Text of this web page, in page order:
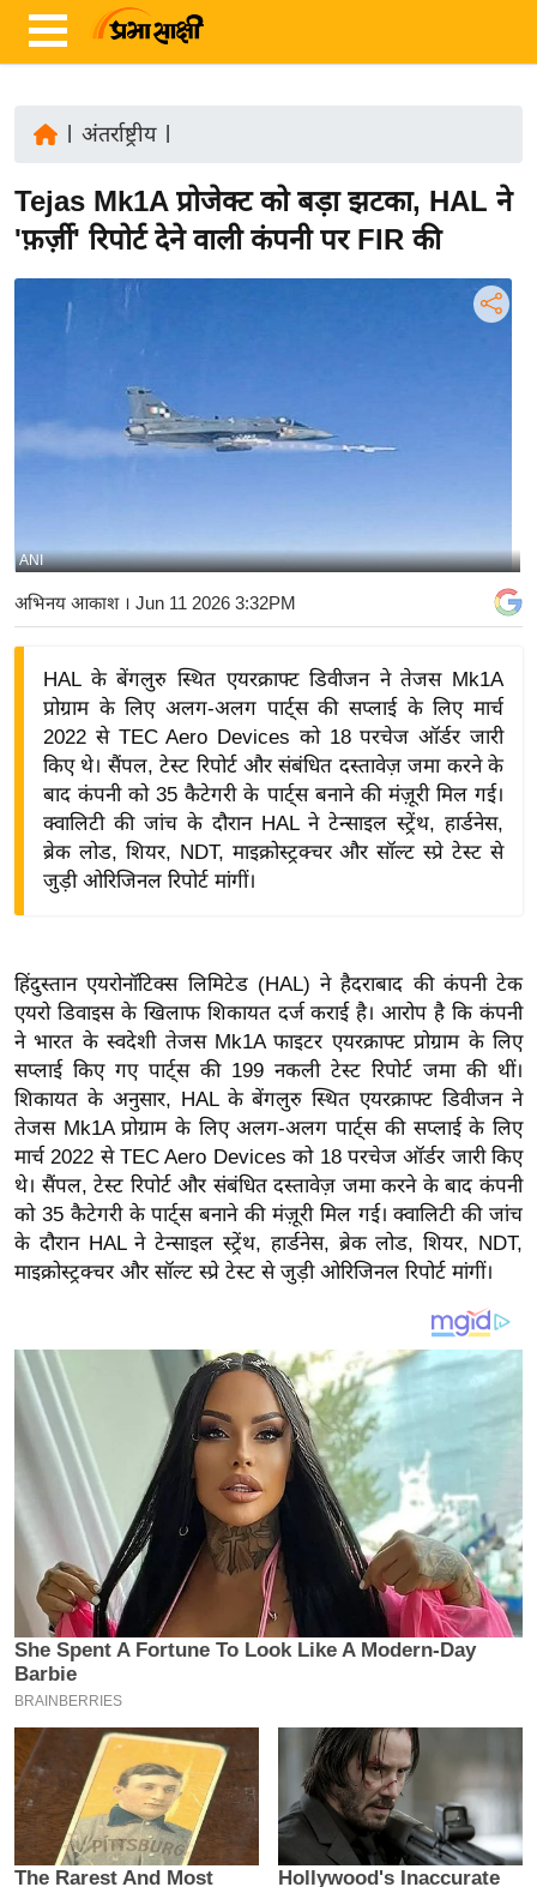
ज़ा
ख
य
बि
ज़
द्यो
ष
ज्ञ
रा
य
ब
ज
ट
खे
ल
क्रि
ट
I
P
2
2
6
क्रा
इ
म
ई
पे
प
मि
अंतर्राष्ट्रीय|
Tejas Mk1A प्रोजेक्ट को बड़ा झटका, HAL ने
'फ़र्ज़ी' रिपोर्ट देने वाली कंपनी पर FIR की
ANI
अभिनय आकाश। Jun 11 2026 3:32PM
HAL के बेंगलुरु स्थित एयरक्राफ्ट डिवीजन ने तेजस Mk1A
प्रोग्राम के लिए अलग-अलग पार्ट्स की सप्लाई के लिए मार्च
2022 से TEC Aero Devices को 18 परचेज ऑर्डर जारी
किए थे। सैंपल, टेस्ट रिपोर्ट और संबंधित दस्तावेज़ जमा करने के
बाद कंपनी को 35 कैटेगरी के पार्ट्स बनाने की मंज़ूरी मिल गई।
क्वालिटी की जांच के दौरान HAL ने टेन्साइल स्ट्रेंथ, हार्डनेस,
ब्रेक लोड, शियर, NDT, माइक्रोस्ट्रक्चर और सॉल्ट स्प्रे टेस्ट से
जुड़ी ओरिजिनल रिपोर्ट मांगीं।
हिंदुस्तान एयरोनॉटिक्स लिमिटेड (HAL) ने हैदराबाद की कंपनी टेक
एयरो डिवाइस के खिलाफ शिकायत दर्ज कराई है। आरोप है कि कंपनी
ने भारत के स्वदेशी तेजस Mk1A फाइटर एयरक्राफ्ट प्रोग्राम के लिए
सप्लाई किए गए पार्ट्स की 199 नकली टेस्ट रिपोर्ट जमा की थीं।
शिकायत के अनुसार, HAL के बेंगलुरु स्थित एयरक्राफ्ट डिवीजन ने
तेजस Mk1A प्रोग्राम के लिए अलग-अलग पार्ट्स की सप्लाई के लिए
मार्च 2022 से TEC Aero Devices को 18 परचेज ऑर्डर जारी किए
थे। सैंपल, टेस्ट रिपोर्ट और संबंधित दस्तावेज़ जमा करने के बाद कंपनी
को 35 कैटेगरी के पार्ट्स बनाने की मंज़ूरी मिल गई। क्वालिटी की जांच
के दौरान HAL ने टेन्साइल स्ट्रेंथ, हार्डनेस, ब्रेक लोड, शियर, NDT,
माइक्रोस्ट्रक्चर और सॉल्ट स्प्रे टेस्ट से जुड़ी ओरिजिनल रिपोर्ट मांगीं।